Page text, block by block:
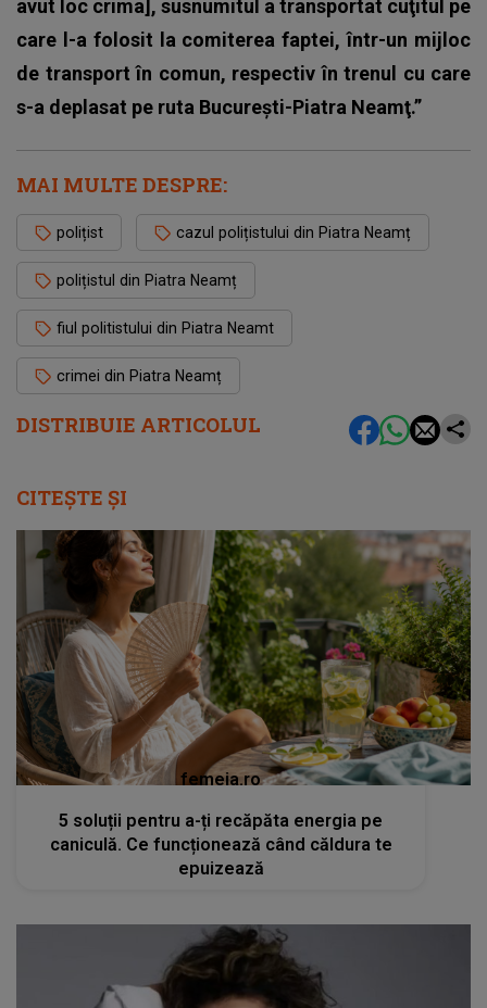
DISTRIBUIE ARTICOLUL
avut loc crima], susnumitul a transportat cuţitul pe
care l-a folosit la comiterea faptei, într-un mijloc
de transport în comun, respectiv în trenul cu care
s-a deplasat pe ruta Bucureşti-Piatra Neamţ.”
MAI MULTE DESPRE:
polițist cazul polițistului din Piatra Neamț
polițistul din Piatra Neamț
fiul politistului din Piatra Neamt
crimei din Piatra Neamț
CITEȘTE ȘI
femeia.ro
5 soluții pentru a-ți recăpăta energia pe
caniculă. Ce funcționează când căldura te
epuizează